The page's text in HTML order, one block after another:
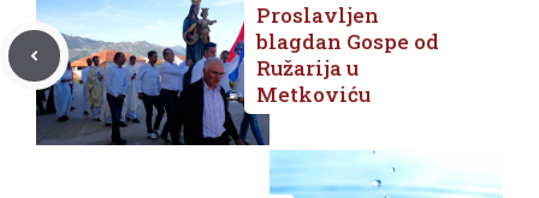
Proslavljen
blagdan Gospe od
Ružarija u
Metkoviću